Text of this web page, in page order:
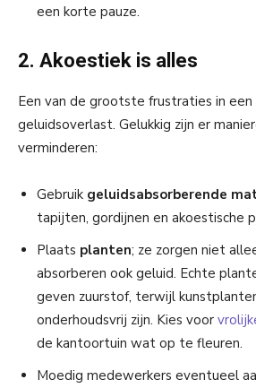
een korte pauze.
2. Akoestiek is alles
Een van de grootste frustraties in
geluidsoverlast. Gelukkig zijn er
verminderen:
Gebruik geluidsabsorberende
tapijten, gordijnen en akoestische
Plaats planten; ze zorgen niet
absorberen ook geluid. Echte
geven zuurstof, terwijl
onderhoudsvrij zijn. Kies voor
de kantoortuin wat op te fleuren.
Moedig medewerkers eventueel